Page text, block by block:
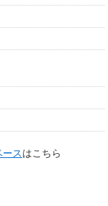
スはこちら